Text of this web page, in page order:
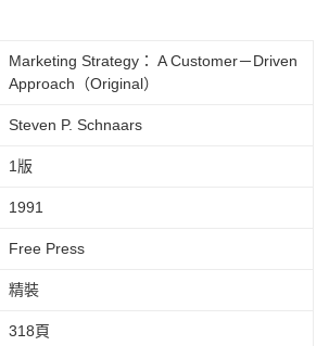
Marketing Strategy： A Customer－Driven
Approach（Original）
Steven P. Schnaars
1版
1991
Free Press
精裝
318頁